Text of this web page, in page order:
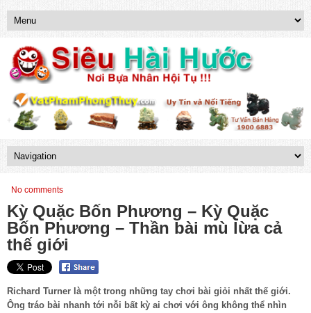
No comments
Kỳ Quặc Bốn Phương – Kỳ Quặc
Bốn Phương – Thần bài mù lừa cả
thế giới
Richard Turner là một trong những tay chơi bài giỏi nhất thế giới.
Ông tráo bài nhanh tới nỗi bất kỳ ai chơi với ông không thể nhìn